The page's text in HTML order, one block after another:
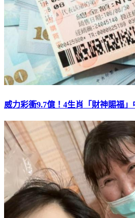
威力彩衝9.7億！4生肖「財神賜福